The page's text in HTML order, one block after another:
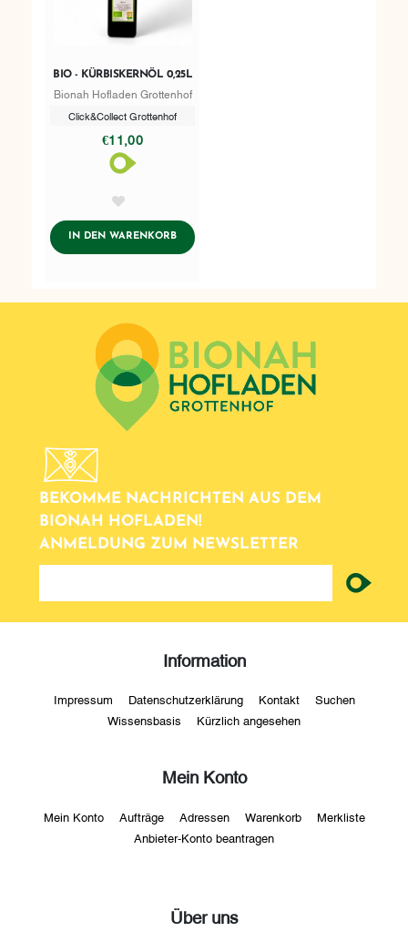
BIO - KÜRBISKERNÖL 0,25L
Bionah Hofladen Grottenhof
Click&Collect Grottenhof
€11,00
IN DEN WARENKORBADDTOCART
BEKOMME NACHRICHTEN AUS DEM
BIONAH HOFLADEN!
ANMELDUNG ZUM NEWSLETTER
newsletter
Information
Impressum Datenschutzerklärung Kontakt Suchen
Wissensbasis Kürzlich angesehen
Mein Konto
Mein Konto Aufträge Adressen Warenkorb Merkliste
Anbieter-Konto beantragen
Über uns